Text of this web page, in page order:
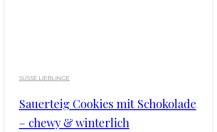
SÜSSE LIEBLINGE
Sauerteig Cookies mit Schokolade
– chewy & winterlich